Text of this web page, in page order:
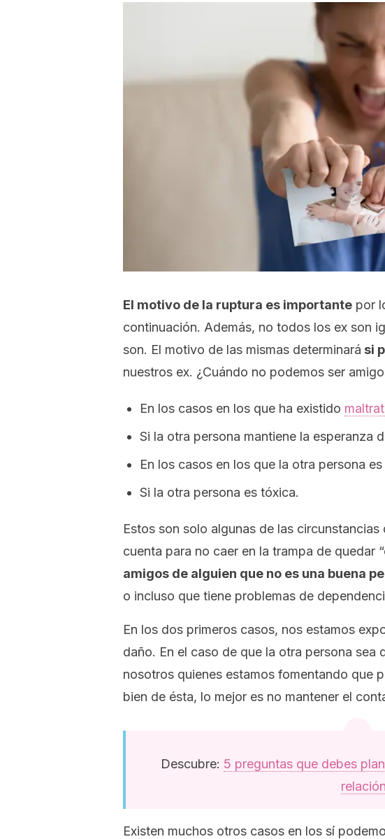
El motivo de la ruptura es importante por
continuación. Además, no todos los ex son
son. El motivo de las mismas determinará si
nuestros ex. ¿Cuándo no podemos ser
En los casos en los que ha existido
Si la otra persona mantiene la esperanza
En los casos en los que la otra persona
Si la otra persona es tóxica.
Estos son solo algunas de las
cuenta para no caer en la trampa de quedar
amigos de alguien que no es una buena
o incluso que tiene problemas de
En los dos primeros casos, nos estamos
daño. En el caso de que la otra persona sea
nosotros quienes estamos fomentando que
bien de ésta, lo mejor es no mantener el
Descubre: 5 preguntas que debes
relación
Existen muchos otros casos en los sí